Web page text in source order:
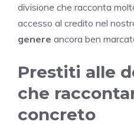
divisione che racconta
accesso al credito nel
genere ancora ben
Prestiti alle
che
concreto